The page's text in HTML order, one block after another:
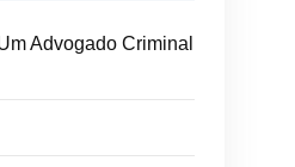
Advogado Criminal